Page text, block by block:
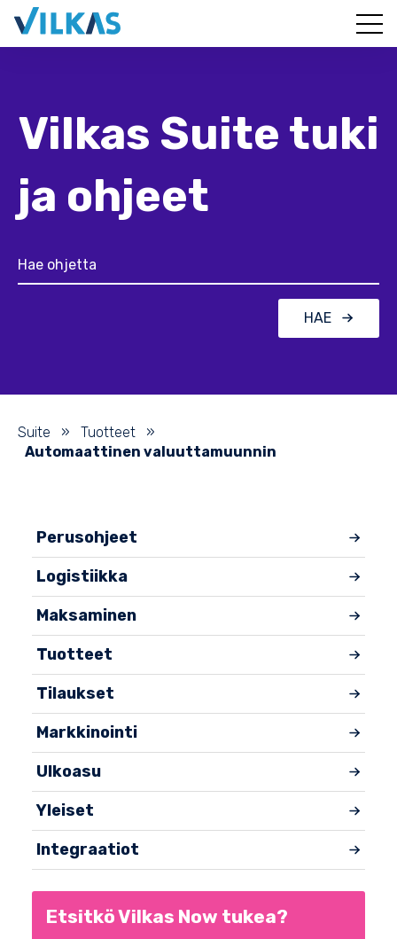
Vilkas Suite tuki
ja ohjeet
HAE
Suite » Tuotteet
»
Automaattinen valuuttamuunnin
Perusohjeet
Logistiikka
Maksaminen
Tuotteet
Tilaukset
Markkinointi
Ulkoasu
Yleiset
Integraatiot
Etsitkö Vilkas Now tukea?